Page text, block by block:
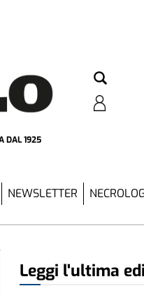
DAL 1925
NEWSLETTER
Leggi l'ultima